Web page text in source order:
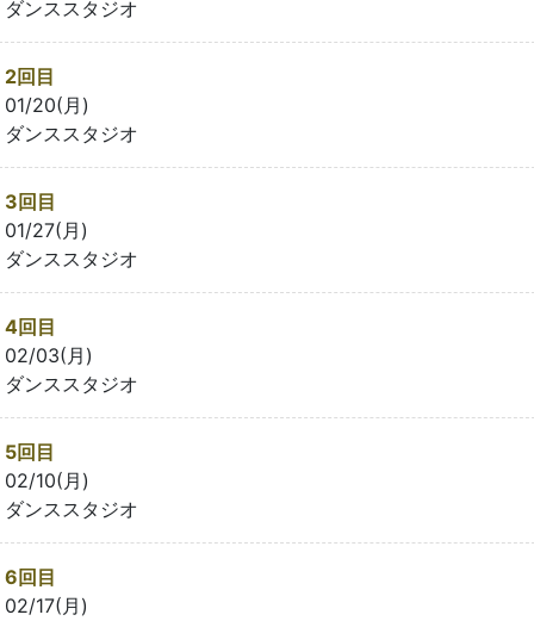
ダンススタジオ
2回目
01/20(月)
ダンススタジオ
3回目
01/27(月)
ダンススタジオ
4回目
02/03(月)
ダンススタジオ
5回目
02/10(月)
ダンススタジオ
6回目
02/17(月)